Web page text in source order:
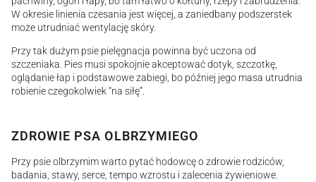
W okresie linienia czesania jest więcej, a zaniedbany podszerstek
może utrudniać wentylację skóry.
Przy tak dużym psie pielęgnacja powinna być uczona od
szczeniaka. Pies musi spokojnie akceptować dotyk, szczotkę,
oglądanie łap i podstawowe zabiegi, bo później jego masa utrudnia
robienie czegokolwiek “na siłę”.
ZDROWIE PSA OLBRZYMIEGO
Przy psie olbrzymim warto pytać hodowcę o zdrowie rodziców,
badania, stawy, serce, tempo wzrostu i zalecenia żywieniowe.